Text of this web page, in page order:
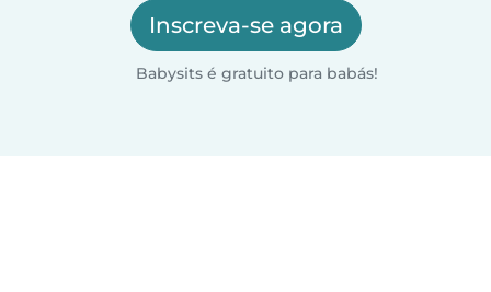
Inscreva-se agora
Babysits é gratuito para babás!